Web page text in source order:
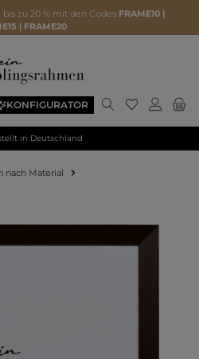
bis zu 20 % mit den Codes FRAME10 |
| FRAME20
KONFIGURATOR
in Deutschland
nach Material